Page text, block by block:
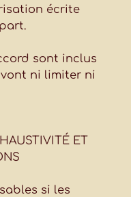
écrite
sont inclus
ni limiter ni
ET
si les